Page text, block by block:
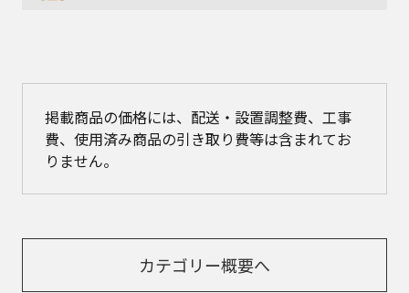
掲載商品の価格には、配送・設置調整費、工事
費、使用済み商品の引き取り費等は含まれてお
りません。
カテゴリー概要へ